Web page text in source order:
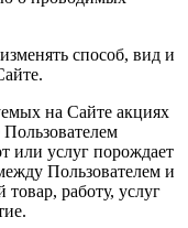
способ, вид и
на Сайте акциях
или услуг порождает
Пользователем и
работу, услуг